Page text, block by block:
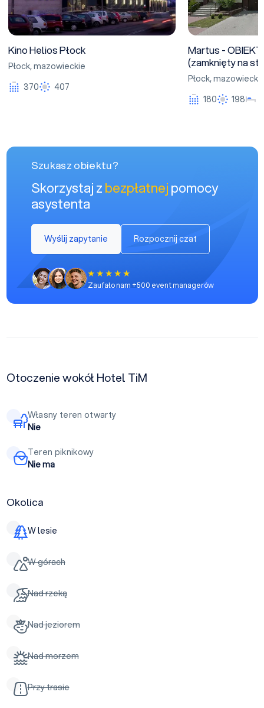
Kino Helios Płock
Płock,mazowieckie
370
407
Martus -
(zamknięty na
Płock,
180
198
Szukasz obiektu?
Skorzystaj zbezpłatnejpomocy
asystenta
Wyślij zapytanie Rozpocznij czat
Zaufało nam +500 event managerów
Otoczenie wokół Hotel TiM
Własny teren otwarty
Nie
Teren piknikowy
Nie ma
Okolica
W lesie
W górach
Nad rzeką
Nad jeziorem
Nad morzem
Przy trasie